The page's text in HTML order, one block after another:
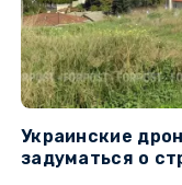
Украинские
задуматься о